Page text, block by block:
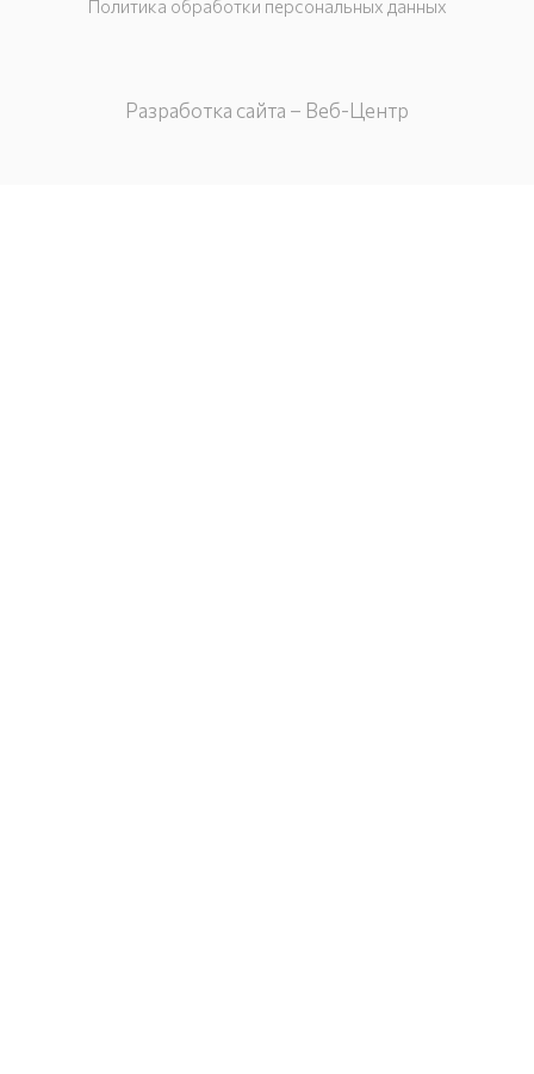
Политика обработки персональных данных
Разработка сайта – Веб-Центр